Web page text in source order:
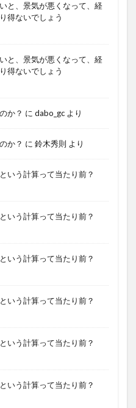
と、景気が悪くなって、経
得ないでしょう
と、景気が悪くなって、経
得ないでしょう
か？ に dabo_gc より
か？ に 鈴木秀則 より
いう計算って当たり前？
いう計算って当たり前？
いう計算って当たり前？
いう計算って当たり前？
いう計算って当たり前？
いう計算って当たり前？